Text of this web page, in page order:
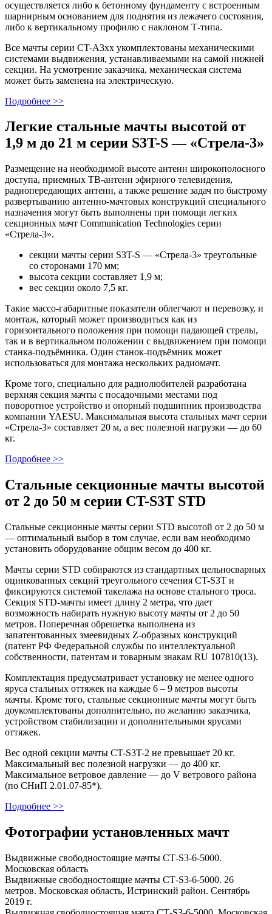
осуществляется либо к бетонному фундаменту с встроенным
шарнирным основанием для поднятия из лежачего состояния,
либо к вертикальному профилю с наклоном Т-типа.
Все мачты серии CT-A3xx укомплектованы механическими
системами выдвижения, устанавливаемыми на самой нижней
секции. На усмотрение заказчика, механическая система
может быть заменена на электрическую.
Подробнее >>
Легкие стальные мачты высотой от
1,9 м до 21 м серии S3T-S — «Стрела-3»
Размещение на необходимой высоте антенн широкополосного
доступа, приемных ТВ-антенн эфирного телевидения,
радиопередающих антенн, а также решение задач по быстрому
развертыванию антенно-мачтовых конструкций специального
назначения могут быть выполнены при помощи легких
секционных мачт Сommunication Technologies серии
«Стрела-3».
секции мачты серии S3T-S — «Стрела-3» треугольные
со сторонами 170 мм;
высота секции составляет 1,9 м;
вес секции около 7,5 кг.
Такие массо-габаритные показатели облегчают и перевозку, и
монтаж, который может производиться как из
горизонтального положения при помощи падающей стрелы,
так и в вертикальном положении с выдвижением при помощи
станка-подъёмника. Один станок-подъёмник может
использоваться для монтажа нескольких радиомачт.
Кроме того, специально для радиолюбителей разработана
верхняя секция мачты с посадочными местами под
поворотное устройство и опорный подшипник производства
компании YAESU. Максимальная высота стальных мачт серии
«Стрела-3» составляет 20 м, а вес полезной нагрузки — до 60
кг.
Подробнее >>
Стальные секционные мачты высотой
от 2 до 50 м серии CT-S3T STD
Стальные секционные мачты серии STD высотой от 2 до 50 м
— оптимальный выбор в том случае, если вам необходимо
установить оборудование общим весом до 400 кг.
Мачты серии STD собираются из стандартных цельносварных
оцинкованных секций треугольного сечения CT-S3T и
фиксируются системой такелажа на основе стального троса.
Секция STD-мачты имеет длину 2 метра, что дает
возможность набирать нужную высоту мачты от 2 до 50
метров. Поперечная обрешетка выполнена из
запатентованных змеевидных Z-образных конструкций
(патент РФ Федеральной службы по интеллектуальной
собственности, патентам и товарным знакам RU 107810(13).
Комплектация предусматривает установку не менее одного
яруса стальных оттяжек на каждые 6 – 9 метров высоты
мачты. Кроме того, стальные секционные мачты могут быть
доукомплектованы дополнительно, по желанию заказчика,
устройством стабилизации и дополнительными ярусами
оттяжек.
Вес одной секции мачты CT-S3T-2 не превышает 20 кг.
Максимальный вес полезной нагрузки — до 400 кг.
Максимальное ветровое давление — до V ветрового района
(по СНиП 2.01.07-85*).
Подробнее >>
Фотографии установленных мачт
Выдвижные свободностоящие мачты СТ-S3-6-5000.
Московская область
Выдвижные свободностоящие мачты СТ-S3-6-5000. 26
метров. Московская область, Истринский район. Сентябрь
2019 г.